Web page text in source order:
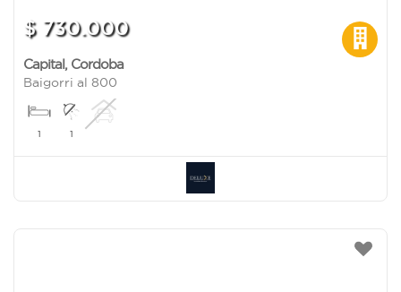
$ 730.000
Capital, Cordoba
Baigorri al 800
1 1